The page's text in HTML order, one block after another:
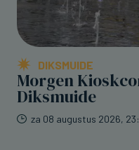
DIKSMUIDE
Morgen
Diksmuide
za 08 augustus 2026,